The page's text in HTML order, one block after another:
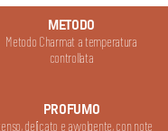
METODO
Metodo Charmat a temperatura
controllata
PROFUMO
delicato e avvolgente, con note